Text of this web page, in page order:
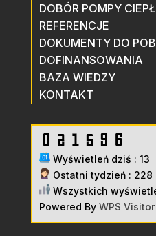
DOBÓR POMPY
REFERENCJE
DOKUMENTY DO
DOFINANSOWANIA
BAZA WIEDZY
KONTAKT
Wyświetleń dziś : 13
Ostatni tydzień : 228
Wszystkich
Powered By WPS